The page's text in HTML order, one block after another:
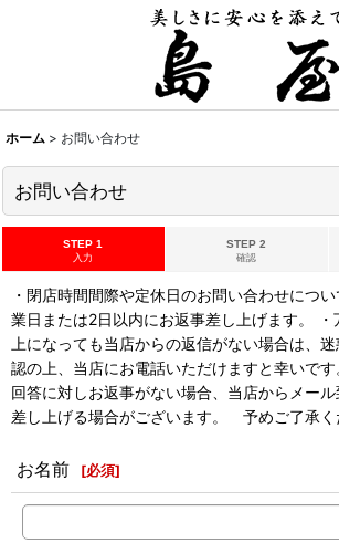
ホーム > お問い合わせ
お問い合わせ
STEP 1
入力
STEP 2
確認
・閉店時間間際や定休日のお問い合わせにつ
業日または2日以内にお返事差し上げます。 ・
上になっても当店からの返信がない場合は、
認の上、当店にお電話いただけますと幸いで
回答に対しお返事がない場合、当店からメー
差し上げる場合がございます。 予めご了承く
お名前 [必須]